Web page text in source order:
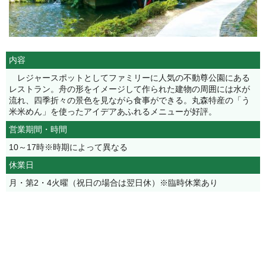
内容
レジャースポットとしてファミリーに人気の不動尊公園にある
レストラン。舟の形をイメージして作られた建物の周囲には水が
流れ、四季折々の景色を見ながら食事ができる。丸森特産の「う
米米めん」を使ったアイデアあふれるメニューが好評。
営業期間・時間
10～17時※時期によって異なる
休業日
月・第2・4火曜（祝日の場合は翌日休）※臨時休業あり